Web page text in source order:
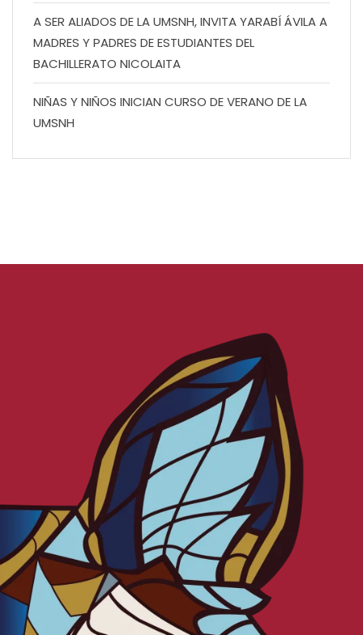
A SER ALIADOS DE LA UMSNH, INVITA YARABÍ ÁVILA A
MADRES Y PADRES DE ESTUDIANTES DEL
BACHILLERATO NICOLAITA
NIÑAS Y NIÑOS INICIAN CURSO DE VERANO DE LA
UMSNH